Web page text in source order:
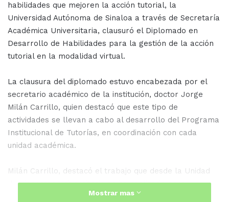
habilidades que mejoren la acción tutorial, la
Universidad Autónoma de Sinaloa a través de Secretaría
Académica Universitaria, clausuró el Diplomado en
Desarrollo de Habilidades para la gestión de la acción
tutorial en la modalidad virtual.
La clausura del diplomado estuvo encabezada por el
secretario académico de la institución, doctor Jorge
Milán Carrillo, quien destacó que este tipo de
actividades se llevan a cabo al desarrollo del Programa
Institucional de Tutorías, en coordinación con cada
unidad académica.
Milán Carrillo, destacó el trabajo que desde la Unidad
de Bienestar Universitario se ha realizado para
fortalecer la formación integral de los estudiantes como
Mostrar mas